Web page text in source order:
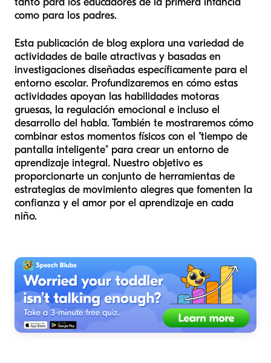
como para los padres.
Esta publicación de blog explora una variedad de
actividades de baile atractivas y basadas en
investigaciones diseñadas específicamente para el
entorno escolar. Profundizaremos en cómo estas
actividades apoyan las habilidades motoras
gruesas, la regulación emocional e incluso el
desarrollo del habla. También te mostraremos cómo
combinar estos momentos físicos con el "tiempo de
pantalla inteligente" para crear un entorno de
aprendizaje integral. Nuestro objetivo es
proporcionarte un conjunto de herramientas de
estrategias de movimiento alegres que fomenten la
confianza y el amor por el aprendizaje en cada
niño.